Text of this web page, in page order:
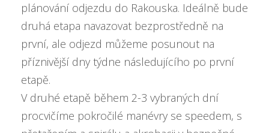
plánování odjezdu do Rakouska. Ideálně bude
druhá etapa navazovat bezprostředně na
první, ale odjezd můžeme posunout na
příznivější dny týdne následujícího po první
etapě.
V druhé etapě během 2-3 vybraných dní
procvičíme pokročilé manévry se speedem, s